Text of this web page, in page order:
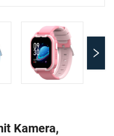
Kamera,